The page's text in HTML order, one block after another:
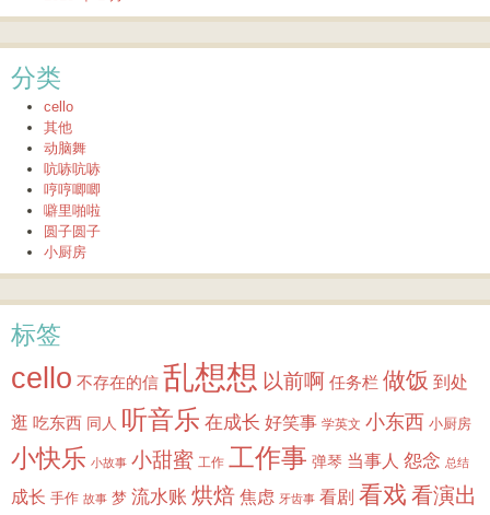
分类
cello
其他
动脑舞
吭哧吭哧
哼哼唧唧
噼里啪啦
圆子圆子
小厨房
标签
cello 不存在的信 乱想想 以前啊 任务栏 做饭 到处
逛 吃东西 同人 听音乐 在成长 好笑事 学英文 小东西 小厨房
小快乐 小故事 小甜蜜 工作 工作事 弹琴 当事人 怨念 总结
成长 手作 故事 梦 流水账 烘焙 焦虑 牙齿事 看剧 看戏 看演出